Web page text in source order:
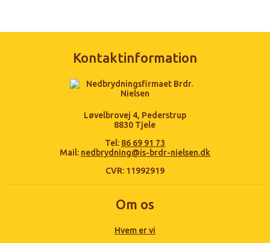
Kontaktinformation
Løvelbrovej 4, Pederstrup
8830 Tjele
Tel: 86 69 91 73
Mail: nedbrydning@is-brdr-nielsen.dk
CVR: 11992919
Om os
Hvem er vi